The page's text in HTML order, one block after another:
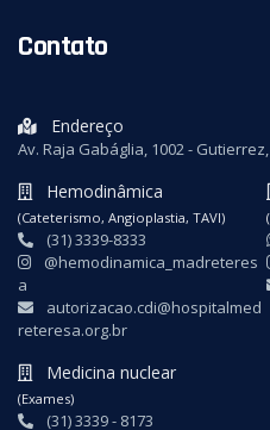
Contato
Endereço
Av. Raja Gabáglia, 1002 -
Hemodinâmica
(Cateterismo, Angioplastia, TAVI)
(31) 3339-8333
@hemodinamica_madreteres
a
autorizacao.cdi@hospitalmed
reteresa.org.br
Medicina nuclear
(Exames)
(31) 3339 - 8173